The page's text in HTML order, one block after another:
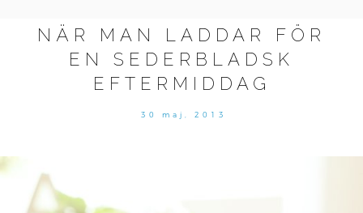
NÄR MAN LADDAR FÖR
EN SEDERBLADSK
EFTERMIDDAG
30 maj, 2013